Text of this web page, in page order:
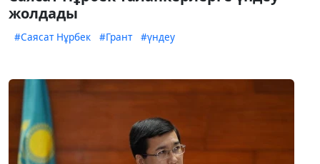
жолдады
#Саясат Нұрбек #Грант #үндеу